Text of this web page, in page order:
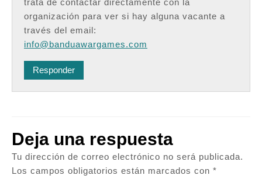
trata de contactar directamente con la
organización para ver si hay alguna vacante a
través del email:
info@banduawargames.com
Responder
Deja una respuesta
Tu dirección de correo electrónico no será publicada.
Los campos obligatorios están marcados con *